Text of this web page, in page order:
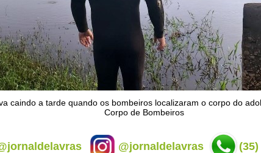
caindo a tarde quando os bombeiros localizaram o corpo do
Corpo de Bombeiros
@jornaldelavras